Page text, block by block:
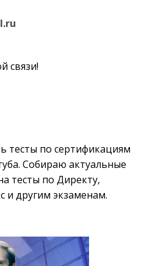
связи!
тесты по сертификациям
Собираю актуальные
тесты по Директу,
и другим экзаменам.